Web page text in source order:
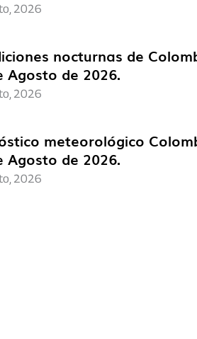
2026
nocturnas de
Agosto de 2026.
2026
meteorológico
Agosto de 2026.
2026